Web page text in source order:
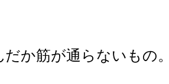
だか筋が通らないもの